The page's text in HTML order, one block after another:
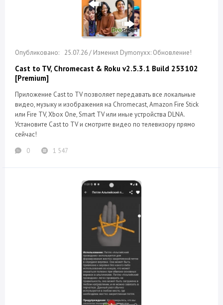
25.07.26 / Изменил Dymonyxx: Обновление!
Cast to TV, Chromecast & Roku v2.5.3.1 Build 253102
[Premium]
Приложение Cast to TV позволяет передавать все локальные
видео, музыку и изображения на Chromecast, Amazon Fire Stick
или Fire TV, Xbox One, Smart TV или иные устройства DLNA.
Установите Cast to TV и смотрите видео по телевизору прямо
сейчас!
0
1 547